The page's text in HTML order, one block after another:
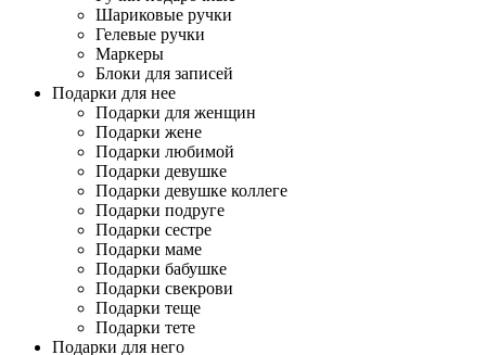
Шариковые ручки
Гелевые ручки
Маркеры
Блоки для записей
Подарки для нее
Подарки для женщин
Подарки жене
Подарки любимой
Подарки девушке
Подарки девушке коллеге
Подарки подруге
Подарки сестре
Подарки маме
Подарки бабушке
Подарки свекрови
Подарки теще
Подарки тете
Подарки для него